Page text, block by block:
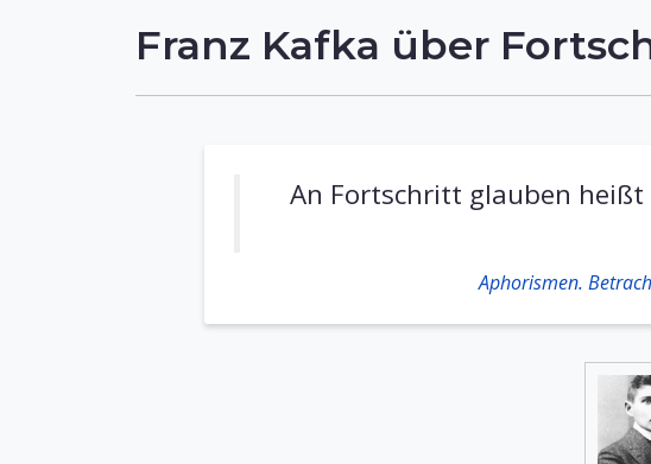
Franz Kafka über
An Fortschritt glauben
Aphorismen.